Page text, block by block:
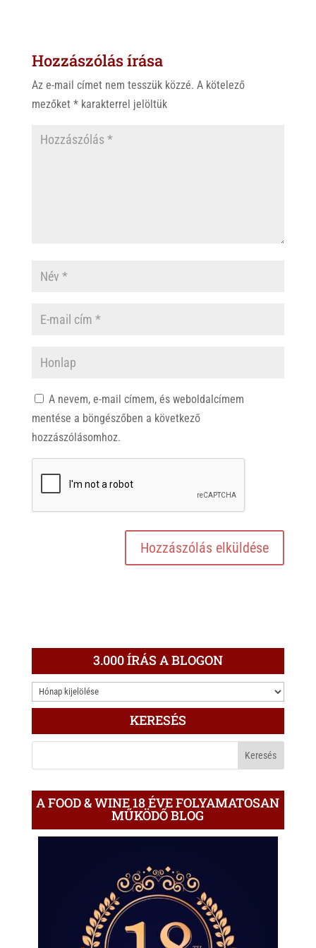
A
p
o
k
Hozzászólás írása
Az e-mail címet nem tesszük közzé. A kötelező
mezőket *karakterrel jelöltük
A nevem, e-mail címem, és weboldalcímem
mentése a böngészőben a következő
hozzászólásomhoz.
3.000 ÍRÁS A BLOGON
3.000
ÍRÁS
BLOGON
KERESÉS
A FOOD & WINE 18 ÉVE FOLYAMATOSAN
MŰKÖDŐ BLOG